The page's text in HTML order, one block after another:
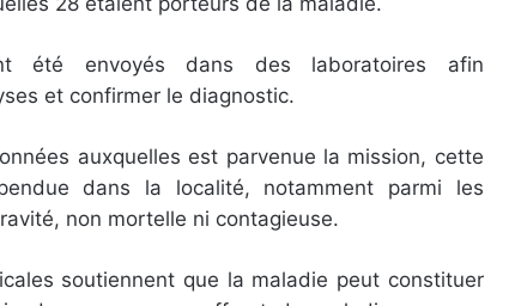
été envoyés dans des laboratoires afin
et confirmer le diagnostic.
auxquelles est parvenue la mission, cette
dans la localité, notamment parmi les
non mortelle ni contagieuse.
soutiennent que la maladie peut constituer